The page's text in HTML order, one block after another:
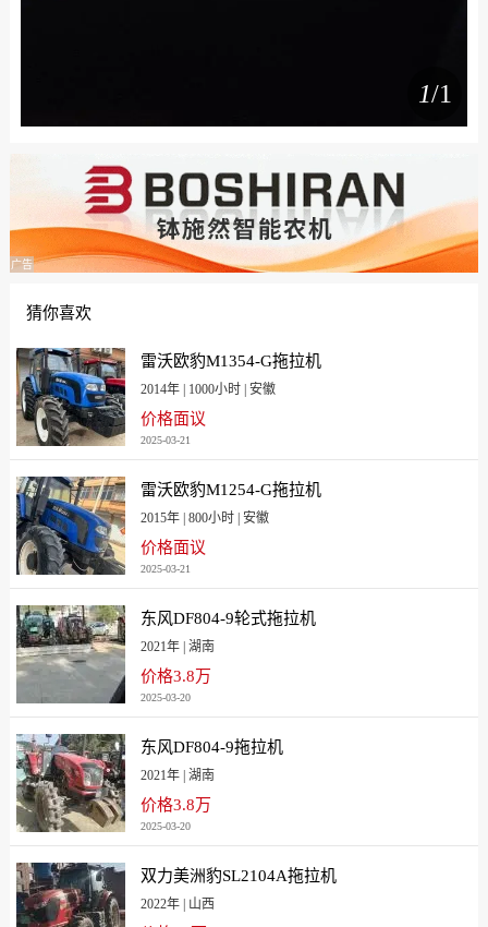
1/1
广告
猜你喜欢
雷沃欧豹M1354-G拖拉机
2014年 | 1000小时 | 安徽
价格面议
2025-03-21
雷沃欧豹M1254-G拖拉机
2015年 | 800小时 | 安徽
价格面议
2025-03-21
东风DF804-9轮式拖拉机
2021年 | 湖南
价格3.8万
2025-03-20
东风DF804-9拖拉机
2021年 | 湖南
价格3.8万
2025-03-20
双力美洲豹SL2104A拖拉机
2022年 | 山西